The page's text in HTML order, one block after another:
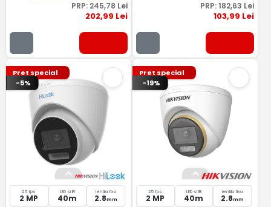
PRP: 245,78 Lei
202,99 Lei
PRP: 182,63 Lei
103,99 Lei
Pret special
-5%
25 fps
2 MP
LED si IR
40m
lentila fixa
2.8mm
Pret special
-19%
25 fps
2 MP
LED si IR
40m
lentila fixa
2.8mm